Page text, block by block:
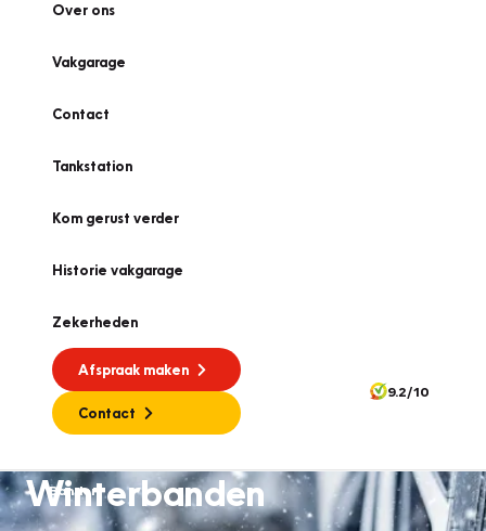
Over ons
Vakgarage
Contact
Tankstation
Kom gerust verder
Historie vakgarage
Zekerheden
Afspraak maken
Contact
9.2/10
Banden
Winterbanden